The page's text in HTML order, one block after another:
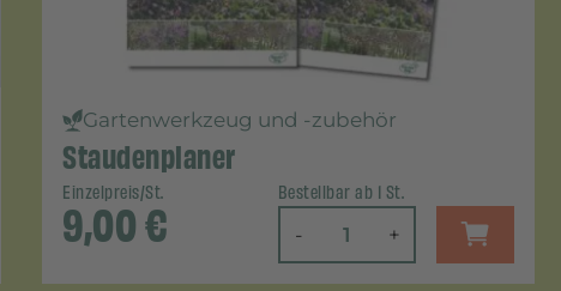
Gartenwerkzeug und -zubehör
Staudenplaner
Einzelpreis/St.
9,00€
Bestellbar ab 1 St.
- +